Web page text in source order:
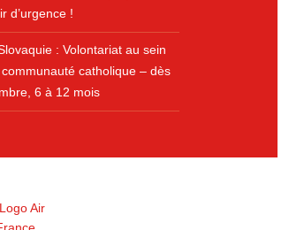
d’urgence !
: Volontariat au sein
communauté catholique – dès
6 à 12 mois